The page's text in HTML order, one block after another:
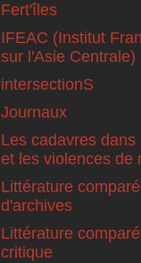
Fert'îles
IFEAC (Institut
sur l'Asie Centrale)
intersectionS
Journaux
Les cadavres
et les violences de
Littérature
d'archives
Littérature
critique